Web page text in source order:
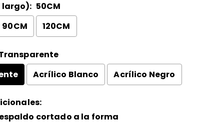
largo): 50CM
90CM
120CM
Acrílico Blanco Acrílico Negro
cortado a la forma